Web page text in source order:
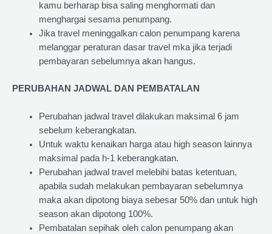
kamu berharap bisa saling menghormati dan
menghargai sesama penumpang.
Jika travel meninggalkan calon penumpang karena
melanggar peraturan dasar travel mka jika terjadi
pembayaran sebelumnya akan hangus.
PERUBAHAN JADWAL DAN PEMBATALAN
Perubahan jadwal travel dilakukan maksimal 6 jam
sebelum keberangkatan.
Untuk waktu kenaikan harga atau high season lainnya
maksimal pada h-1 keberangkatan.
Perubahan jadwal travel melebihi batas ketentuan,
apabila sudah melakukan pembayaran sebelumnya
maka akan dipotong biaya sebesar 50% dan untuk high
season akan dipotong 100%.
Pembatalan sepihak oleh calon penumpang akan